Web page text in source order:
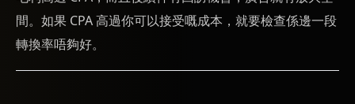
間。如果 CPA 高過你可以接受嘅成本，就要檢查係邊一段
轉換率唔夠好。